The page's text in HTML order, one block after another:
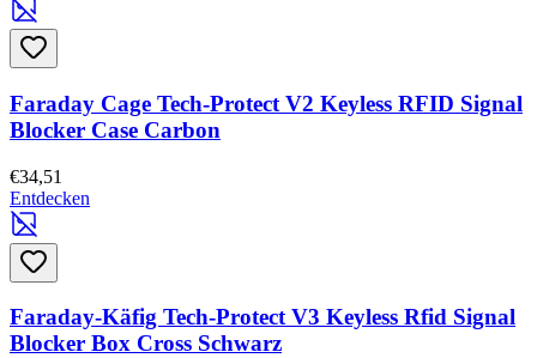
Faraday Cage Tech-Protect V2 Keyless RFID Signal
Blocker Case Carbon
€34,51
Entdecken
Faraday-Käfig Tech-Protect V3 Keyless Rfid Signal
Blocker Box Cross Schwarz